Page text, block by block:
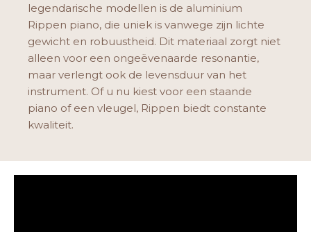
legendarische modellen is de aluminium
Rippen piano, die uniek is vanwege zijn lichte
gewicht en robuustheid. Dit materiaal zorgt niet
alleen voor een ongeëvenaarde resonantie,
maar verlengt ook de levensduur van het
instrument. Of u nu kiest voor een staande
piano of een vleugel, Rippen biedt constante
kwaliteit.